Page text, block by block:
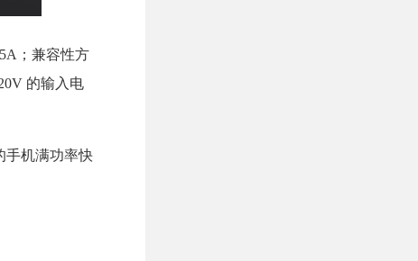
；兼容性方
的输入电
手机满功率快